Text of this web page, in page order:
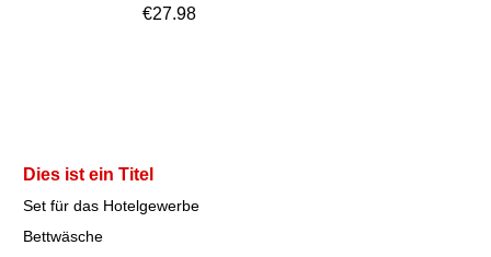
€27.98
Dies ist ein Titel
Set für das Hotelgewerbe
Bettwäsche